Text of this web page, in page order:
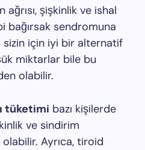
ağrısı, şişkinlik ve ishal
bağırsak sendromuna
sizin için iyi bir alternatif
miktarlar bile bu
olabilir.
tüketimi bazı kişilerde
ve sindirim
olabilir. Ayrıca, tiroid